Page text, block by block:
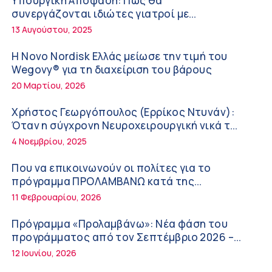
ΚΥ Σοφάδων
Πόσο μας επηρεάζει ο ύπνος με ανεμιστήρα
ή air-condition το καλοκαίρι
11:34 πμ
Randy Schekman, Νομπελίστας Ιατρικής:
«Σε πέντε χρόνια μπορεί να έχουμε
θεραπεία που αναστέλλει την εξέλιξη του
Πάρκινσον»
9:24 πμ
Αντώνης Βουκλαρής – «ΕΡΡΙΚΟΣ ΝΤΥΝΑΝ»
Πώς να προλάβετε και να αντιμετωπίσετε
τη διάρροια των ταξιδιωτών
Ευμενής Καραφυλλίδης (Metropolitan
General): Γιατί η διατροφή πρέπει να
καθοδηγείται από κλινικό διαιτολόγο;
συνεργάζονται ιδιώτες γιατροί με
νοσοκομεία του δημοσίου συστήματος
13 Αυγούστου, 2025
Η Novo Nordisk Ελλάς μείωσε την τιμή του
Wegovy® για τη διαχείριση του βάρους
20 Μαρτίου, 2026
Χρήστος Γεωργόπουλος (Ερρίκος Ντυνάν):
Όταν η σύγχρονη Νευροχειρουργική νικά το
φόβο!
4 Νοεμβρίου, 2025
Που να επικοινωνούν οι πολίτες για το
πρόγραμμα ΠΡΟΛΑΜΒΑΝΩ κατά της
παχυσαρκίας
11 Φεβρουαρίου, 2026
Πρόγραμμα «Προλαμβάνω»: Νέα φάση του
προγράμματος από τον Σεπτέμβριο 2026 –
Δωρεάν προληπτικές εξετάσεις έως το 2030
12 Ιουνίου, 2026